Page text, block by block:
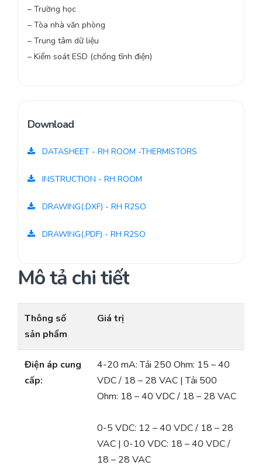
– Trường học
– Tòa nhà văn phòng
– Trung tâm dữ liệu
– Kiểm soát ESD (chống tĩnh điện)
Download
DATASHEET - RH ROOM -THERMISTORS
INSTRUCTION - RH ROOM
DRAWING(.DXF) - RH R2SO
DRAWING(.PDF) - RH R2SO
Mô tả chi tiết
Thông số
sản phẩm
Giá trị
Điện áp cung
cấp:
4-20 mA: Tải 250 Ohm: 15 – 40
VDC / 18 – 28 VAC | Tải 500
Ohm: 18 – 40 VDC / 18 – 28 VAC
0-5 VDC: 12 – 40 VDC / 18 – 28
VAC | 0-10 VDC: 18 – 40 VDC /
18 – 28 VAC